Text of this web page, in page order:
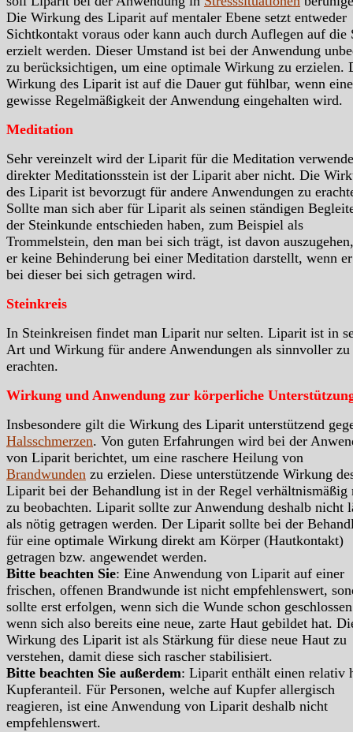
Die Wirkung des Liparit auf mentaler Ebene setzt entweder
Sichtkontakt voraus oder kann auch durch Auflegen auf die
erzielt werden. Dieser Umstand ist bei der Anwendung
zu berücksichtigen, um eine optimale Wirkung zu erzielen.
Wirkung des Liparit ist auf die Dauer gut fühlbar, wenn eine
gewisse Regelmäßigkeit der Anwendung eingehalten wird.
Meditation
Sehr vereinzelt wird der Liparit für die Meditation
direkter Meditationsstein ist der Liparit aber nicht. Die
des Liparit ist bevorzugt für andere Anwendungen zu
Sollte man sich aber für Liparit als seinen ständigen
der Steinkunde entschieden haben, zum Beispiel als
Trommelstein, den man bei sich trägt, ist davon
er keine Behinderung bei einer Meditation darstellt, wenn
bei dieser bei sich getragen wird.
Steinkreis
In Steinkreisen findet man Liparit nur selten. Liparit ist in
Art und Wirkung für andere Anwendungen als sinnvoller zu
erachten.
Wirkung und Anwendung zur körperliche
Insbesondere gilt die Wirkung des Liparit unterstützend
Halsschmerzen. Von guten Erfahrungen wird bei der
von Liparit berichtet, um eine raschere Heilung von
Brandwunden zu erzielen. Diese unterstützende Wirkung
Liparit bei der Behandlung ist in der Regel verhältnismäßig
zu beobachten. Liparit sollte zur Anwendung deshalb nicht
als nötig getragen werden. Der Liparit sollte bei der
für eine optimale Wirkung direkt am Körper (Hautkontakt)
getragen bzw. angewendet werden.
Bitte beachten Sie: Eine Anwendung von Liparit auf einer
frischen, offenen Brandwunde ist nicht empfehlenswert,
sollte erst erfolgen, wenn sich die Wunde schon
wenn sich also bereits eine neue, zarte Haut gebildet hat.
Wirkung des Liparit ist als Stärkung für diese neue Haut zu
verstehen, damit diese sich rascher stabilisiert.
Bitte beachten Sie außerdem: Liparit enthält einen relativ
Kupferanteil. Für Personen, welche auf Kupfer allergisch
reagieren, ist eine Anwendung von Liparit deshalb nicht
empfehlenswert.